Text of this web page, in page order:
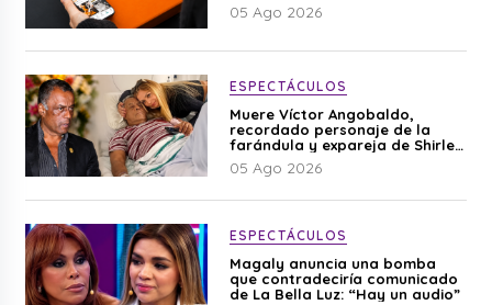
05 Ago 2026
ESPECTÁCULOS
Muere Víctor Angobaldo,
recordado personaje de la
farándula y expareja de Shirley
Cherres
05 Ago 2026
ESPECTÁCULOS
Magaly anuncia una bomba
que contradeciría comunicado
de La Bella Luz: “Hay un audio”